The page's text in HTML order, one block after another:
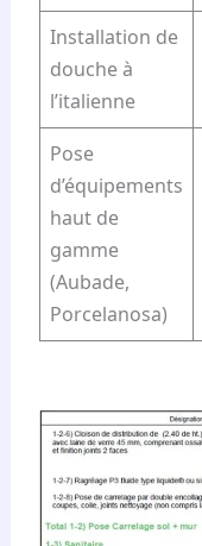
Installation de
douche à
l’italienne
Pose
d’équipements
haut de
gamme
(Aubade,
Porcelanosa)